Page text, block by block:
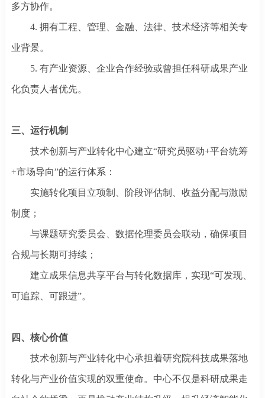
多方协作。
4. 拥有工程、管理、金融、法律、技术经济等相关专
业背景。
5. 有产业资源、企业合作经验或曾担任科研成果产业
化负责人者优先。
三、运行机制
技术创新与产业转化中心建立“研究员驱动+平台统筹
+市场导向”的运行体系：
实施转化项目立项制、阶段评估制、收益分配与激励
制度；
与课题研究委员会、数据伦理委员会联动，确保项目
合规与长期可持续；
建立成果信息共享平台与转化数据库，实现“可发现、
可追踪、可跟进”。
四、核心价值
技术创新与产业转化中心承担着研究院科技成果落地
转化与产业价值实现的双重使命。中心不仅是科研成果走